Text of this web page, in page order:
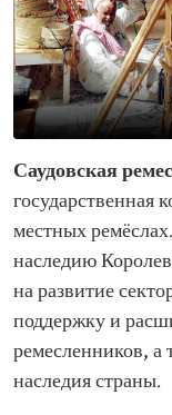
Саудовская
государственная
местных
наследию
на развитие
поддержку и
ремесленников, а
наследия страны.